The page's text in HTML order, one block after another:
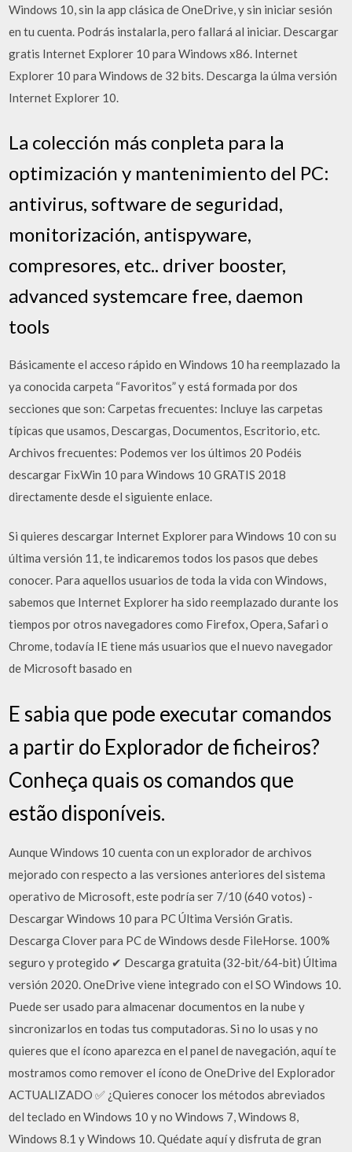
Windows 10, sin la app clásica de OneDrive, y sin iniciar sesión
en tu cuenta. Podrás instalarla, pero fallará al iniciar. Descargar
gratis Internet Explorer 10 para Windows x86. Internet
Explorer 10 para Windows de 32 bits. Descarga la úlma versión
Internet Explorer 10.
La colección más conpleta para la
optimización y mantenimiento del PC:
antivirus, software de seguridad,
monitorización, antispyware,
compresores, etc.. driver booster,
advanced systemcare free, daemon
tools
Básicamente el acceso rápido en Windows 10 ha reemplazado la
ya conocida carpeta “Favoritos” y está formada por dos
secciones que son: Carpetas frecuentes: Incluye las carpetas
típicas que usamos, Descargas, Documentos, Escritorio, etc.
Archivos frecuentes: Podemos ver los últimos 20 Podéis
descargar FixWin 10 para Windows 10 GRATIS 2018
directamente desde el siguiente enlace.
Si quieres descargar Internet Explorer para Windows 10 con su
última versión 11, te indicaremos todos los pasos que debes
conocer. Para aquellos usuarios de toda la vida con Windows,
sabemos que Internet Explorer ha sido reemplazado durante los
tiempos por otros navegadores como Firefox, Opera, Safari o
Chrome, todavía IE tiene más usuarios que el nuevo navegador
de Microsoft basado en
E sabia que pode executar comandos
a partir do Explorador de ficheiros?
Conheça quais os comandos que
estão disponíveis.
Aunque Windows 10 cuenta con un explorador de archivos
mejorado con respecto a las versiones anteriores del sistema
operativo de Microsoft, este podría ser 7/10 (640 votos) -
Descargar Windows 10 para PC Última Versión Gratis.
Descarga Clover para PC de Windows desde FileHorse. 100%
seguro y protegido ✔ Descarga gratuita (32-bit/64-bit) Última
versión 2020. OneDrive viene integrado con el SO Windows 10.
Puede ser usado para almacenar documentos en la nube y
sincronizarlos en todas tus computadoras. Si no lo usas y no
quieres que el ícono aparezca en el panel de navegación, aquí te
mostramos como remover el ícono de OneDrive del Explorador
ACTUALIZADO ✅ ¿Quieres conocer los métodos abreviados
del teclado en Windows 10 y no Windows 7, Windows 8,
Windows 8.1 y Windows 10. Quédate aquí y disfruta de gran